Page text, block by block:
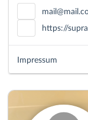
https://
Impressum